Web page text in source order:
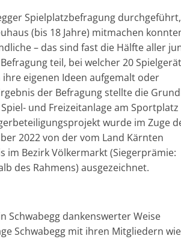
Spielplatzbefragung
(bis 18 Jahre) mitmachen
– das sind fast die Hälfte aller
teil, bei welcher 20
eigenen Ideen aufgemalt oder
der Befragung stellte die
und Freizeitanlage am Sportplatz
wurde im Zuge
2022 von der vom Land Kärnten
Bezirk Völkermarkt (Siegerprämie:
des Rahmens) ausgezeichnet.
Schwabegg dankenswerter Weise
Schwabegg mit ihren Mitgliedern